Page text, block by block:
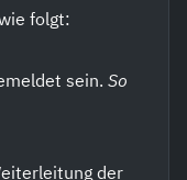
folgt:
sein. So
der